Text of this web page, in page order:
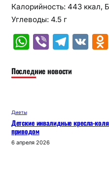
Калорийность: 443 ккал,
Углеводы: 4.5 г
W
at
p
p
Vi
er
T
e
m
V
Последние новости
Диеты
Детские инвалидные кресла-
приводом
6 апреля 2026